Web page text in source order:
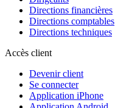
Directions financières
Directions comptables
Directions techniques
Accès client
Devenir client
Se connecter
Application iPhone